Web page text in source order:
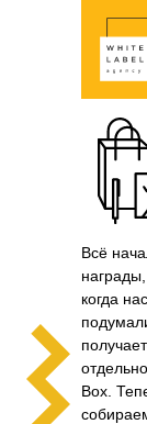
Всё
когда
Box.